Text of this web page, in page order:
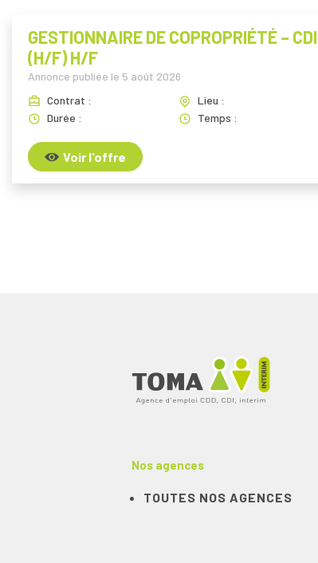
GESTIONNAIRE DE COPROPRIÉTÉ – CDI
(H/F) H/F
Annonce publiée le 5 août 2026
Contrat :
Lieu :
Durée :
Temps :
Voir l'offre
Nos agences
TOUTES NOS AGENCES